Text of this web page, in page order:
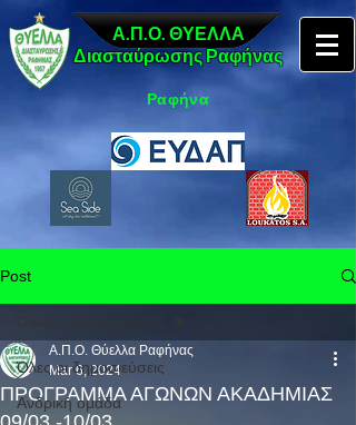
Α.Π.Ο. ΘΥΕΛΛΑ
Διασταύρωσης Ραφήνας
Ραφήνα
Post
Όλες οι δημοσιεύσεις
Ανδρική ομάδα
Όλες οι δημοσιεύσεις
ΠΡΟΓΡΑΜΜΑ ΑΓΩΝΩΝ ΑΚΑΔΗΜΙΑΣ
Α.Π.Ο. Θύελλα Ραφήνας
Mar 6, 2024